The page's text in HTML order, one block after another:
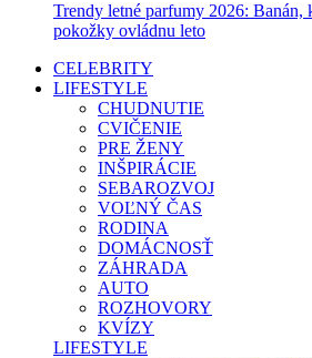
Trendy letné parfumy 2026: Banán,
pokožky ovládnu leto
CELEBRITY
LIFESTYLE
CHUDNUTIE
CVIČENIE
PRE ŽENY
INŠPIRÁCIE
SEBAROZVOJ
VOĽNÝ ČAS
RODINA
DOMÁCNOSŤ
ZÁHRADA
AUTO
ROZHOVORY
KVÍZY
LIFESTYLE